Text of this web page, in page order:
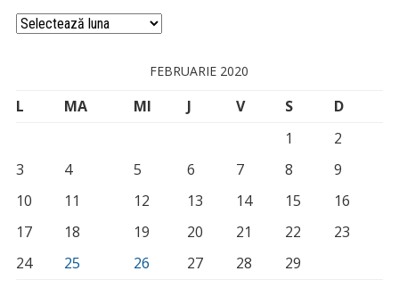
Arhivă
FEBRUARIE 2020
L MA MI J V S
D
1
2
3
4 5 6 7 8
9
10
11 12 13 14 15
16
17
18 19 20 21 22
23
24
25 26 27 28 29